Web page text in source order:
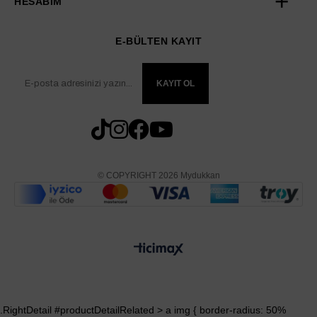
E-BÜLTEN KAYIT
KAYIT OL
© COPYRIGHT 2026 Mydukkan
.RightDetail #productDetailRelated > a img { border-radius: 50%